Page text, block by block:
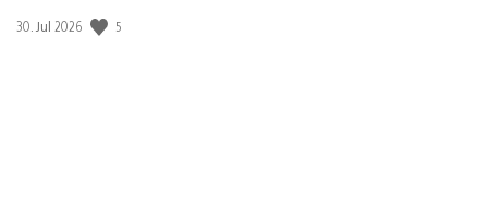
Veröffentlichungsdatum:
30. Jul 2026 5